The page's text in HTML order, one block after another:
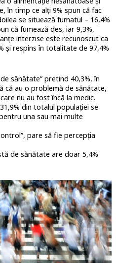
în timp ce alți 9% spun că fac
se situează fumatul – 16,4%
că fumează des, iar 9,3%,
interzise este recunoscut ca
și respins în totalitate de 97,4%
sănătate” pretind 40,3%, în
că au o problemă de sănătate,
nu au fost încă la medic.
din totalul populației se
una sau mai multe
pare să fie percepția
de sănătate are doar 5,4%